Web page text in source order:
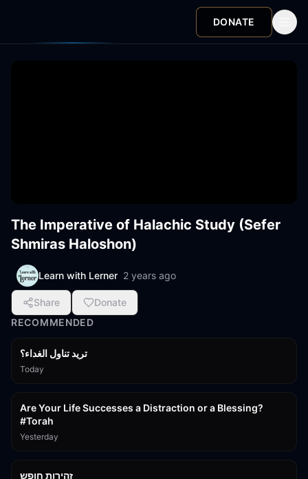
DONATE
The Imperative of Halachic Study (Sefer
Shmiras Haloshon)
Learn with Lerner 2 years ago
Share
Donate
RECOMMENDED
تريد تناول الغداء؟
Today
Are Your Life Successes a Distraction or a Blessing?
#Torah
Yesterday
זהירות חופש